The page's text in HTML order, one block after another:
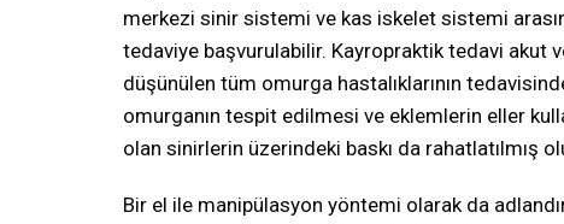
merkezi sinir sistemi ve kas iskelet sistemi
tedaviye başvurulabilir. Kayropraktik tedavi akut
düşünülen tüm omurga hastalıklarının
omurganın tespit edilmesi ve eklemlerin eller
olan sinirlerin üzerindeki baskı da rahatlatılmış
Bir el ile manipülasyon yöntemi olarak da